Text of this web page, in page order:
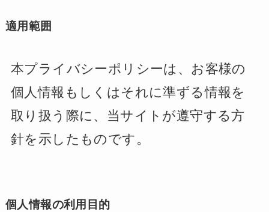
適用範囲
本プライバシーポリシーは、お客様の
個人情報もしくはそれに準ずる情報を
取り扱う際に、当サイトが遵守する方
針を示したものです。
個人情報の利用目的